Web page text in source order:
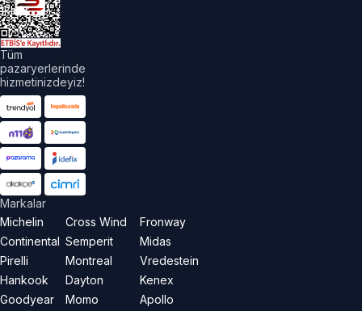
Tüm
pazaryerlerinde
hizmetinizdeyiz!
Markalar
Michelin
Continental
Pirelli
Hankook
Goodyear
Cross Wind
Semperit
Montreal
Dayton
Momo
Fronway
Midas
Vredestein
Kenex
Apollo